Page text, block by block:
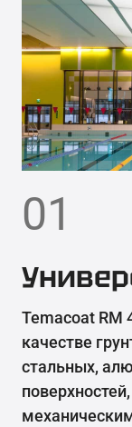
01
Temacoat RM
качестве
стальных,